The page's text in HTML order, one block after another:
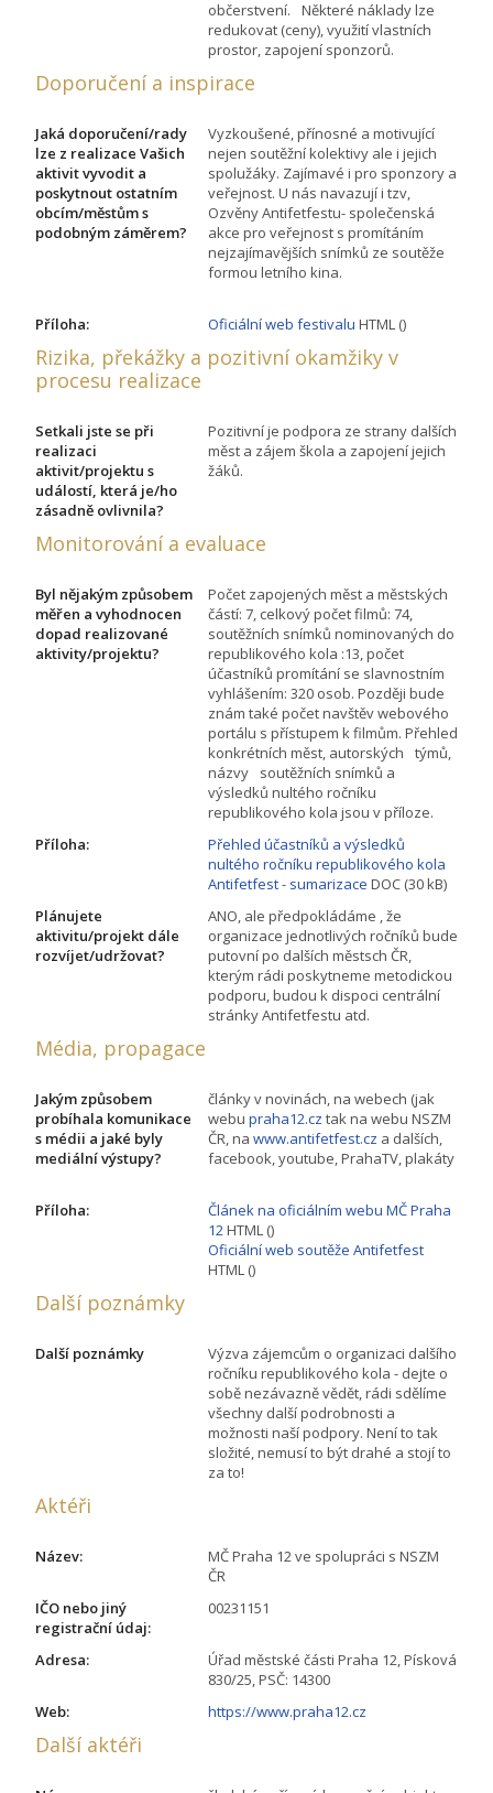
občerstvení. Některé náklady lze
redukovat (ceny), využití vlastních
prostor, zapojení sponzorů.
Doporučení a inspirace
Jaká doporučení/rady
lze z realizace Vašich
aktivit vyvodit a
poskytnout ostatním
obcím/městům s
podobným záměrem?
Vyzkoušené, přínosné a motivující
nejen soutěžní kolektivy ale i jejich
spolužáky. Zajímavé i pro sponzory a
veřejnost. U nás navazují i tzv,
Ozvěny Antifetfestu- společenská
akce pro veřejnost s promítáním
nejzajímavějších snímků ze soutěže
formou letního kina.
Příloha: Oficiální web festivalu HTML ()
Rizika, překážky a pozitivní okamžiky v
procesu realizace
Setkali jste se při
realizaci
aktivit/projektu s
událostí, která je/ho
zásadně ovlivnila?
Pozitivní je podpora ze strany dalších
měst a zájem škola a zapojení jejich
žáků.
Monitorování a evaluace
Byl nějakým způsobem
měřen a vyhodnocen
dopad realizované
aktivity/projektu?
Počet zapojených měst a městských
částí: 7, celkový počet filmů: 74,
soutěžních snímků nominovaných do
republikového kola :13, počet
účastníků promítání se slavnostním
vyhlášením: 320 osob. Později bude
znám také počet navštěv webového
portálu s přístupem k filmům. Přehled
konkrétních měst, autorských týmů,
názvy soutěžních snímků a
výsledků nultého ročníku
republikového kola jsou v příloze.
Příloha:
Přehled účastníků a výsledků
nultého ročníku republikového kola
Antifetfest - sumarizace DOC (30 kB)
Plánujete
aktivitu/projekt dále
rozvíjet/udržovat?
ANO, ale předpokládáme , že
organizace jednotlivých ročníků bude
putovní po dalších městsch ČR,
kterým rádi poskytneme metodickou
podporu, budou k dispoci centrální
stránky Antifetfestu atd.
Média, propagace
Jakým způsobem
probíhala komunikace
s médii a jaké byly
mediální výstupy?
články v novinách, na webech (jak
webu praha12.cz tak na webu NSZM
ČR, na www.antifetfest.cz a dalších,
facebook, youtube, PrahaTV, plakáty
Příloha:
Článek na oficiálním webu MČ Praha
12HTML ()
Oficiální web soutěže Antifetfest
HTML ()
Další poznámky
Další poznámky
Výzva zájemcům o organizaci dalšího
ročníku republikového kola - dejte o
sobě nezávazně vědět, rádi sdělíme
všechny další podrobnosti a
možnosti naší podpory. Není to tak
složité, nemusí to být drahé a stojí to
za to!
Aktéři
Název:
MČ Praha 12 ve spolupráci s NSZM
ČR
IČO nebo jiný
registrační údaj:
00231151
Adresa:
Úřad městské části Praha 12, Písková
830/25, PSČ: 14300
Web:
https://www.praha12.cz
Další aktéři